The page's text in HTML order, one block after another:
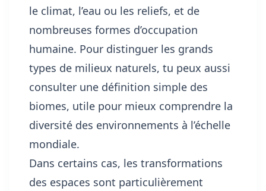
le climat, l’eau ou les reliefs, et de
nombreuses formes d’occupation
humaine. Pour distinguer les grands
types de milieux naturels, tu peux aussi
consulter une définition simple des
biomes, utile pour mieux comprendre la
diversité des environnements à l’échelle
mondiale.
Dans certains cas, les transformations
des espaces sont particulièrement